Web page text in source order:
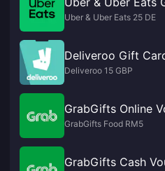
Uber & Uber Eats 25 DE
Deliveroo Gift
Deliveroo 15 GBP
GrabGifts Online
GrabGifts Food RM5
GrabGifts Cash